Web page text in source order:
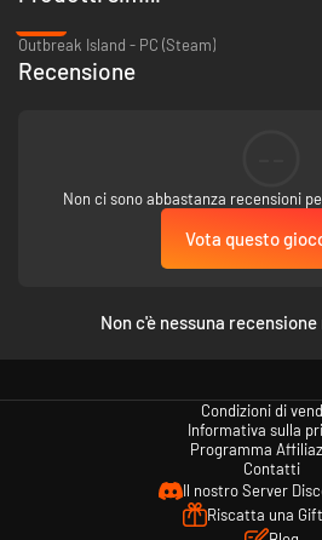
Outbreak Island - PC (Steam)
Recensione
Non ci sono abbastanza recensioni
Vota questo
Non c'è nessuna
Condizioni di
Informativa sulla
Programma
Contatti
Il nostro Server
Riscatta una